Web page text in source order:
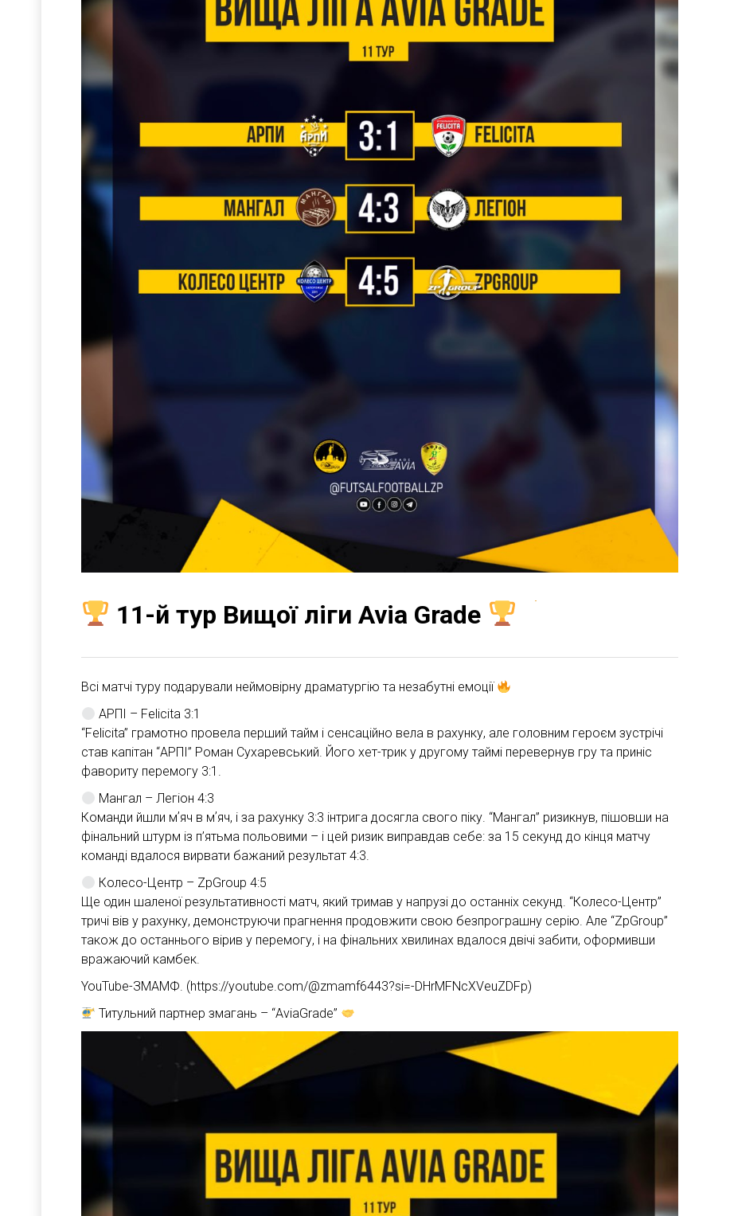
11-й тур Вищої ліги Avia Grade
Всі матчі туру подарували неймовірну драматургію та незабутні емоції
АРПІ – Felicita 3:1
“Felicita” грамотно провела перший тайм і сенсаційно вела в рахунку, але головним героєм зустрічі
став капітан “АРПІ” Роман Сухаревський. Його хет-трик у другому таймі перевернув гру та приніс
фавориту перемогу 3:1.
Мангал – Легіон 4:3
Команди йшли мʼяч в мʼяч, і за рахунку 3:3 інтрига досягла свого піку. “Мангал” ризикнув, пішовши на
фінальний штурм із п’ятьма польовими – і цей ризик виправдав себе: за 15 секунд до кінця матчу
команді вдалося вирвати бажаний результат 4:3.
Колесо-Центр – ZpGroup 4:5
Ще один шаленої результативності матч, який тримав у напрузі до останніх секунд. “Колесо-Центр”
тричі вів у рахунку, демонструючи прагнення продовжити свою безпрограшну серію. Але “ZpGroup”
також до останнього вірив у перемогу, і на фінальних хвилинах вдалося двічі забити, оформивши
вражаючий камбек.
YouTube-ЗМАМФ. (https://youtube.com/@zmamf6443?si=-DHrMFNcXVeuZDFp)
Титульний партнер змагань – “AviaGrade”